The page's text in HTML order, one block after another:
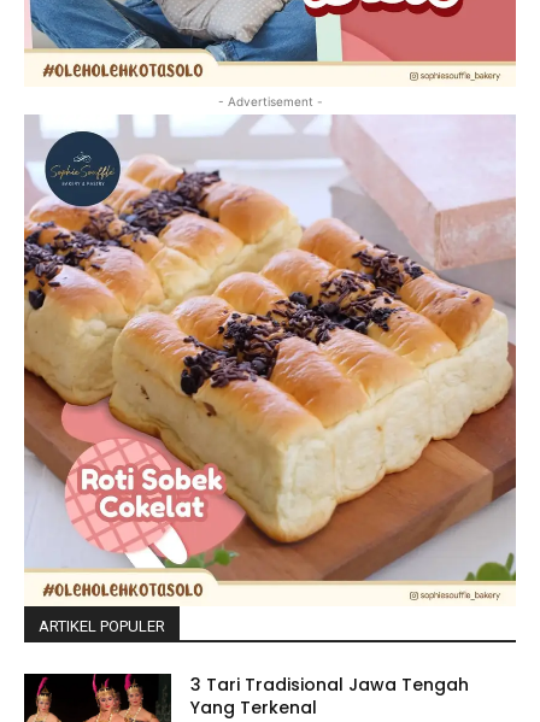
- Advertisement -
ARTIKEL POPULER
3 Tari Tradisional Jawa Tengah
Yang Terkenal